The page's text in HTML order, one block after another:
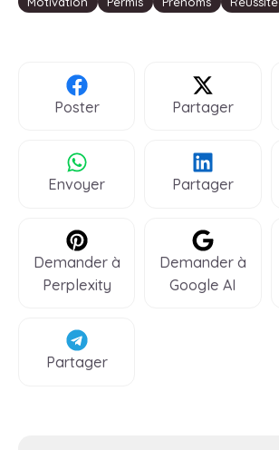
Poster Partager
Envoyer Partager
Demander à
Perplexity
Demander à
Google AI
Partager